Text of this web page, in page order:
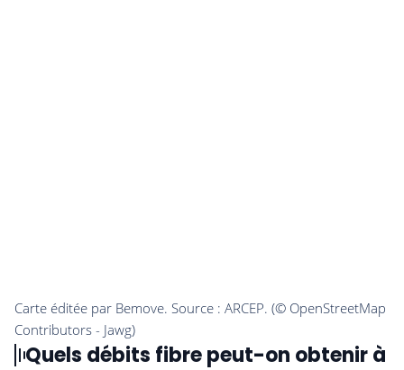
Quels débits fibre peut-on obtenir à